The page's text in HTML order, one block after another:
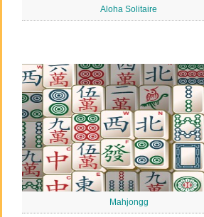
Aloha Solitaire
Mahjongg